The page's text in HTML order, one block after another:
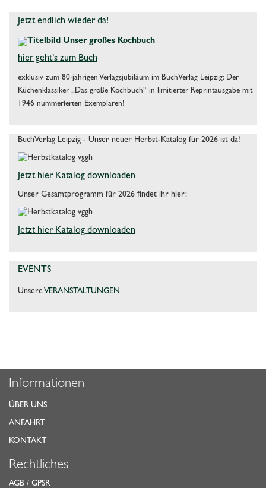
Jetzt endlich wieder da!
hier geht’s zum Buch
exklusiv zum 80-jährigen Verlagsjubiläum im BuchVerlag Leipzig: Der
Küchenklassiker „Das große Kochbuch“ in limitierter Reprintausgabe mit
1946 nummerierten Exemplaren!
BuchVerlag Leipzig - Unser neuer Herbst-Katalog für 2026 ist da!
Jetzt hier Katalog downloaden
Unser Gesamtprogramm für 2026 findet ihr hier:
Jetzt hier Katalog downloaden
EVENTS
Unsere VERANSTALTUNGEN
Informationen
ÜBER UNS
ANFAHRT
KONTAKT
Rechtliches
AGB / GPSR